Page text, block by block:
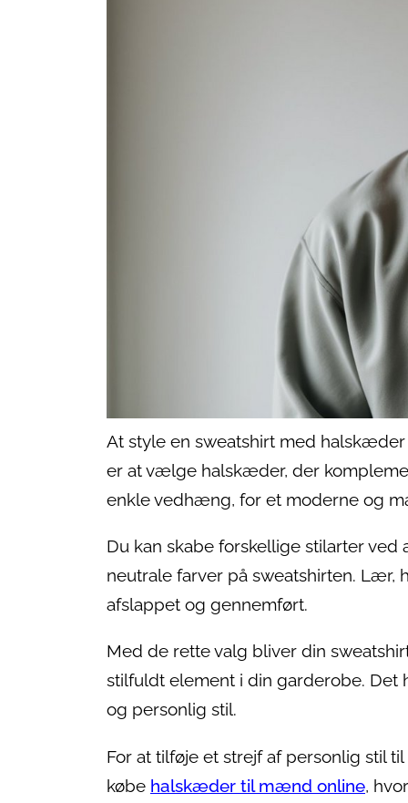
At style en sweatshirt med
er at vælge halskæder, der
enkle vedhæng, for et moderne og
Du kan skabe forskellige stilarter
neutrale farver på sweatshirten. Lær,
afslappet og gennemført.
Med de rette valg bliver din
stilfuldt element i din garderobe. Det
og personlig stil.
For at tilføje et strejf af personlig stil
købe halskæder til mænd online,